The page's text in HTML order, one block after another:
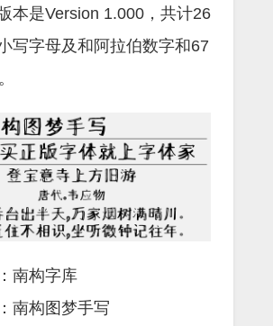
本是Version 1.000，共计26
写字母及和阿拉伯数字和67
南构字库
南构图梦手写